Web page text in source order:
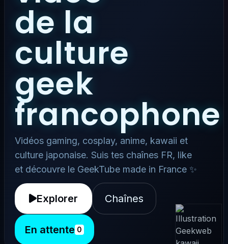
de la
culture
geek
francophone
Vidéos gaming, cosplay, anime, kawaii et
culture japonaise. Suis tes chaînes FR, like
et découvre le GeekTube made in France ✨
Explorer Chaînes
En attente 0